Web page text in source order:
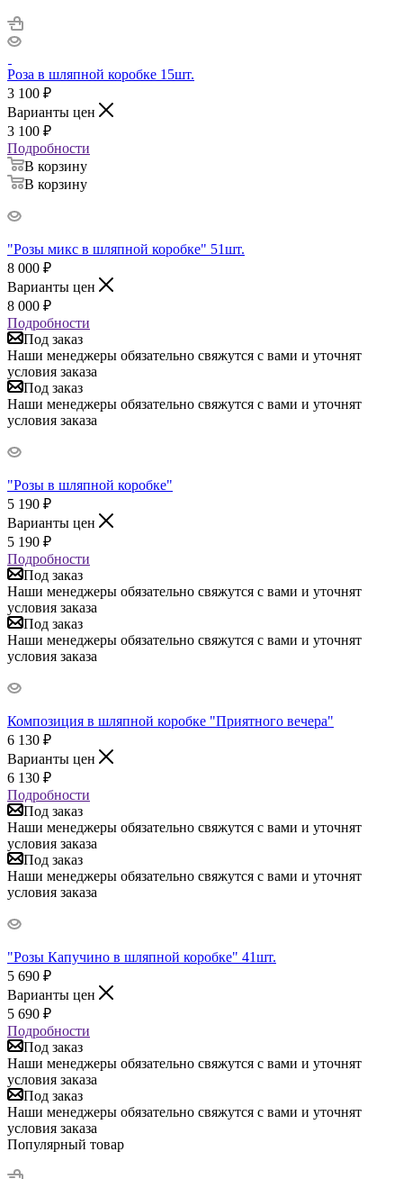
Роза в шляпной коробке 15шт.
3 100 ₽
Варианты цен
3 100 ₽
Подробности
В корзину
В корзину
"Розы микс в шляпной коробке" 51шт.
8 000 ₽
Варианты цен
8 000 ₽
Подробности
Под заказ
Наши менеджеры обязательно свяжутся с вами и уточнят
условия заказа
Под заказ
Наши менеджеры обязательно свяжутся с вами и уточнят
условия заказа
"Розы в шляпной коробке"
5 190 ₽
Варианты цен
5 190 ₽
Подробности
Под заказ
Наши менеджеры обязательно свяжутся с вами и уточнят
условия заказа
Под заказ
Наши менеджеры обязательно свяжутся с вами и уточнят
условия заказа
Композиция в шляпной коробке "Приятного вечера"
6 130 ₽
Варианты цен
6 130 ₽
Подробности
Под заказ
Наши менеджеры обязательно свяжутся с вами и уточнят
условия заказа
Под заказ
Наши менеджеры обязательно свяжутся с вами и уточнят
условия заказа
"Розы Капучино в шляпной коробке" 41шт.
5 690 ₽
Варианты цен
5 690 ₽
Подробности
Под заказ
Наши менеджеры обязательно свяжутся с вами и уточнят
условия заказа
Под заказ
Наши менеджеры обязательно свяжутся с вами и уточнят
условия заказа
Популярный товар